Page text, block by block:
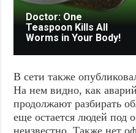
Doctor: One
Teaspoon Kills All
Worms in Your Body!
В сети также
На нем видно, как
продолжают разбирать
еще остается людей под